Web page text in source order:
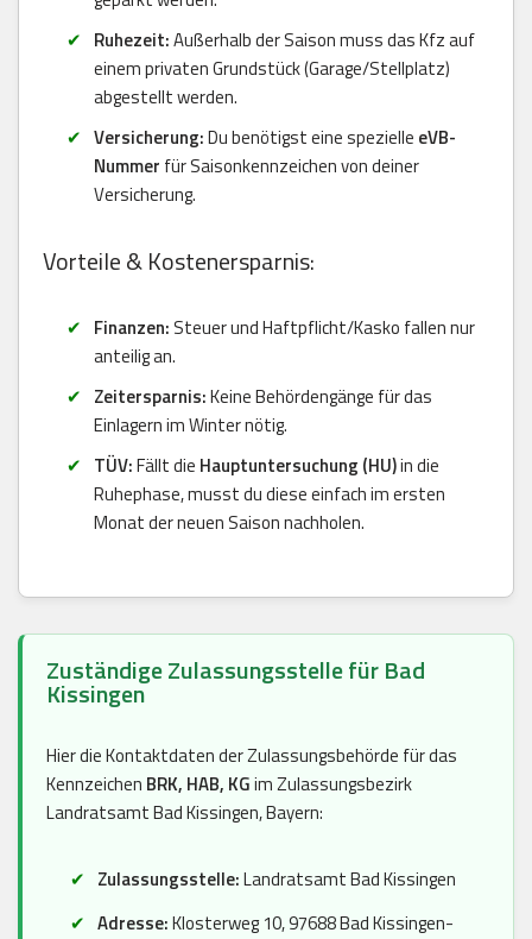
Ruhezeit:Außerhalb der Saison muss das Kfz auf
einem privaten Grundstück (Garage/Stellplatz)
abgestellt werden.
Versicherung:Du benötigst eine spezielle eVB-
Nummer für Saisonkennzeichen von deiner
Versicherung.
Vorteile & Kostenersparnis:
Finanzen: Steuer und Haftpflicht/Kasko fallen nur
anteilig an.
Zeitersparnis:Keine Behördengänge für das
Einlagern im Winter nötig.
TÜV:Fällt die Hauptuntersuchung (HU)in die
Ruhephase, musst du diese einfach im ersten
Monat der neuen Saison nachholen.
Zuständige Zulassungsstelle für Bad
Kissingen
Hier die Kontaktdaten der Zulassungsbehörde für das
Kennzeichen BRK, HAB, KGim Zulassungsbezirk
Landratsamt Bad Kissingen, Bayern:
Zulassungsstelle:Landratsamt Bad Kissingen
Adresse:Klosterweg 10, 97688 Bad Kissingen-